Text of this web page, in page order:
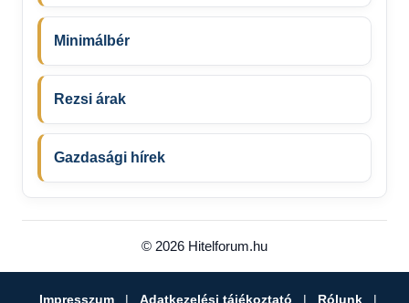
Minimálbér
Rezsi árak
Gazdasági hírek
© 2026 Hitelforum.hu
Impresszum | Adatkezelési tájékoztató | Rólunk |